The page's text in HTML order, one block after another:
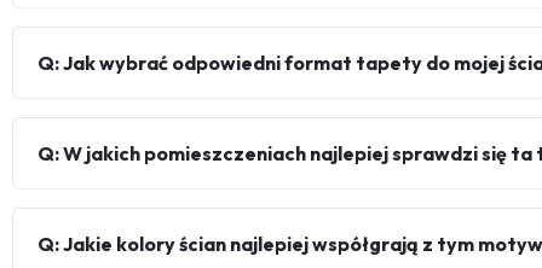
Q: Jak wybrać odpowiedni format tapety do mojej
Q: W jakich pomieszczeniach najlepiej sprawdzi się
Q: Jakie kolory ścian najlepiej współgrają z tym